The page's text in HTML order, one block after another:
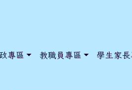
專區 教職員專區 學生家長